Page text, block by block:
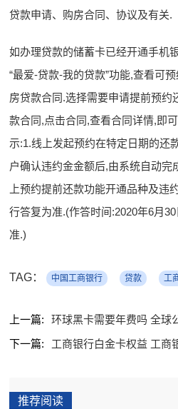
贷款申请、购房合同、协议及有关.
如办理贷款的储蓄卡已经开通手机
“最爱-贷款-我的贷款”功能,查看可
房贷款合同.选择需要申请提前预约
款合同,点击合同,查看合同详情,即
示:1.线上发起预约在特定日期的还
户确认违约金金额后,由系统自动完
上预约提前还款功能开通品种及违
行答复为准.(作答时间:2020年6月
准.)
TAG： 中国工商银行 贷款 工
上一篇:
环球黑卡需要年费吗 全球
下一篇:
工商银行白金卡权益 工商
推荐阅读